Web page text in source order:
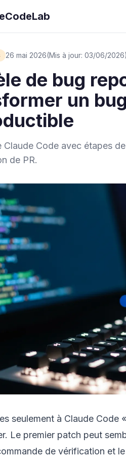
26 mai 2026(Mis à jour: 03/06/2026)
de bug
un
Claude Code avec étapes
de PR.
seulement à Claude Code
Le premier patch peut
de vérification et